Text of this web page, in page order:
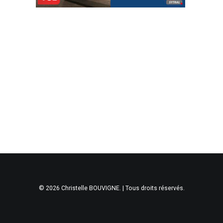
© 2026 Christelle BOUVIGNE. | Tous droits réservés.